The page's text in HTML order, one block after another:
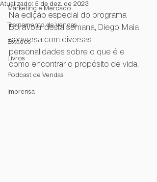
Marketing e Mercado
Treinamento de Vendas
Estados
Livros
Podcast de Vendas
Imprensa
Atualizado: 5 de dez. de 2023
Na edição especial do programa
BóraVoar desta semana, Diego Maia
conversa com diversas
personalidades sobre o que é e
como encontrar o propósito de vida.